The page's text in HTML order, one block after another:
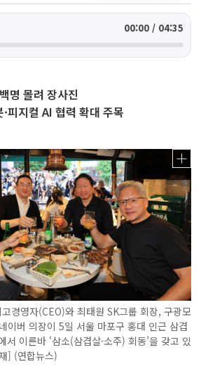
00:00 / 04:35
명 몰려 장사진
피지컬 AI 협력 확대 주목
경영자(CEO)와 최태원 SK그룹 회장, 구광모
이버 의장이 5일 서울 마포구 홍대 인근 삼겹
서 이른바 '삼소(삼겹살·소주) 회동’을 갖고 있
] (연합뉴스)